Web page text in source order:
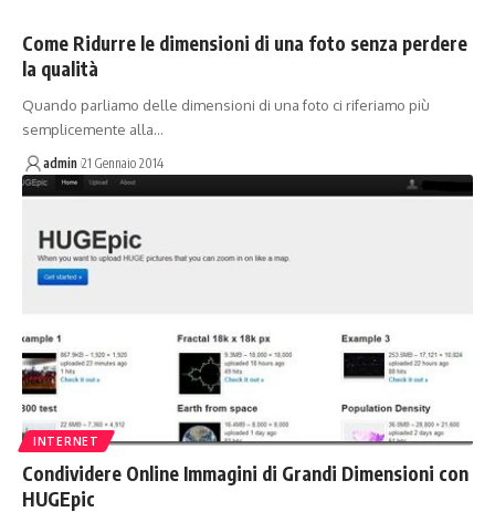
Come Ridurre le dimensioni di una foto senza perdere
la qualità
Quando parliamo delle dimensioni di una foto ci riferiamo più
semplicemente alla…
admin 21 Gennaio 2014
INTERNET
Condividere Online Immagini di Grandi Dimensioni con
HUGEpic